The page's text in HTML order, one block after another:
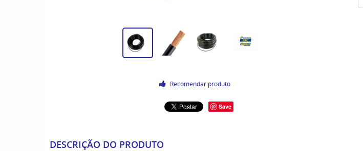
Recomendar produto
Save
DESCRIÇÃO DO PRODUTO